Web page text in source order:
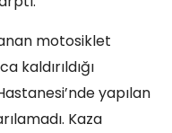
motosiklet
kaldırıldığı
yapılan
Kaza